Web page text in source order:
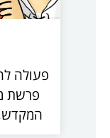
פעולה
פרשת
המקדש,